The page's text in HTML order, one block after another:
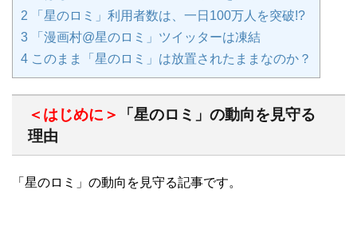
2 「星のロミ」利用者数は、一日100万人を突破!?
3 「漫画村@星のロミ」ツイッターは凍結
4 このまま「星のロミ」は放置されたままなのか？
＜はじめに＞
「星のロミ」の動向を見守る
理由
「星のロミ」の動向を見守る記事です。